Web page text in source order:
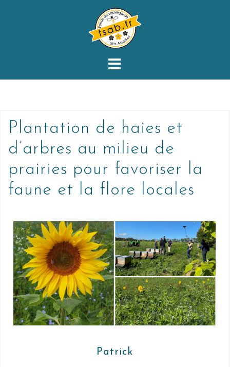
Plantation de haies et
d’arbres au milieu de
prairies pour favoriser la
faune et la flore locales
Patrick